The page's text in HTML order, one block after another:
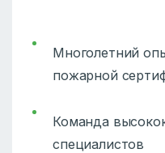
Многолетний
пожарной
Команда
специалистов